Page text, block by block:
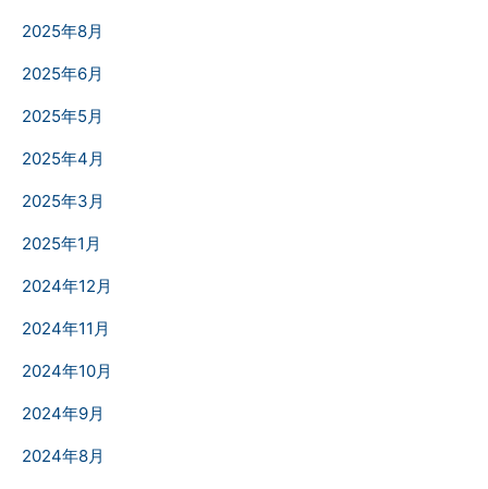
2025年8月
2025年6月
2025年5月
2025年4月
2025年3月
2025年1月
2024年12月
2024年11月
2024年10月
2024年9月
2024年8月